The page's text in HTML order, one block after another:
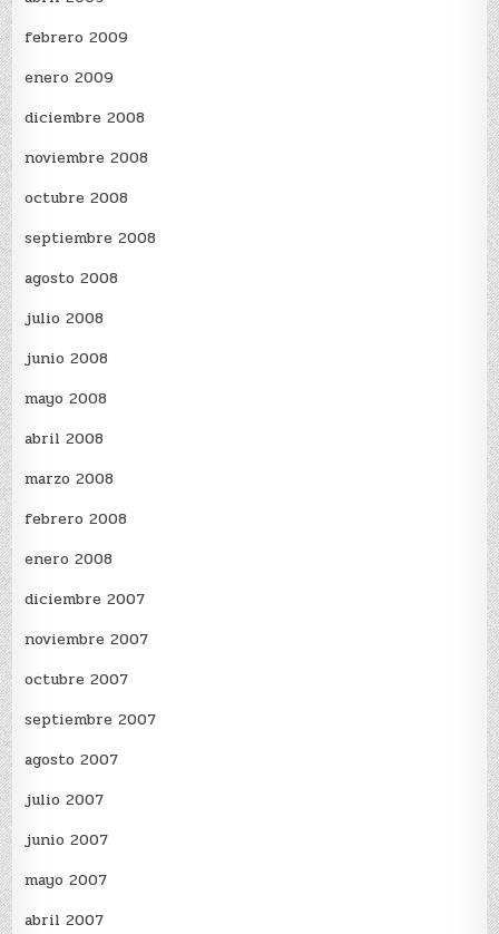
febrero 2009
enero 2009
diciembre 2008
noviembre 2008
octubre 2008
septiembre 2008
agosto 2008
julio 2008
junio 2008
mayo 2008
abril 2008
marzo 2008
febrero 2008
enero 2008
diciembre 2007
noviembre 2007
octubre 2007
septiembre 2007
agosto 2007
julio 2007
junio 2007
mayo 2007
abril 2007